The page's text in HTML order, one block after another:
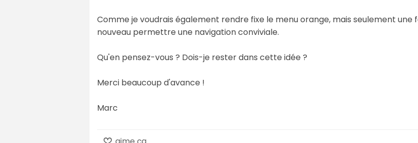
Comme je voudrais également rendre fixe le menu orange, mais seulement une
nouveau permettre une navigation conviviale.
Qu'en pensez-vous ? Dois-je rester dans cette idée ?
Merci beaucoup d'avance !
Marc